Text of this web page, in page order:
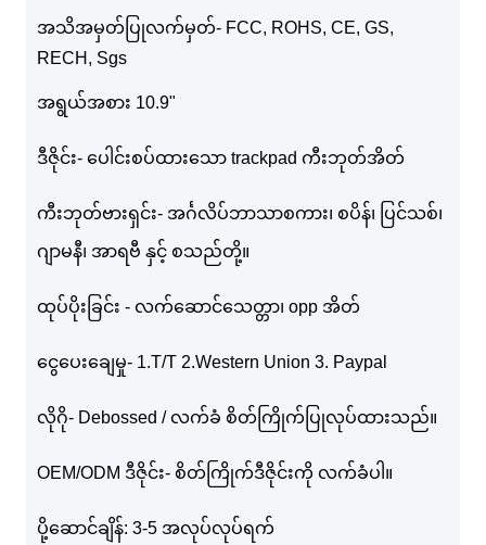
အသိအမှတ်ပြုလက်မှတ်- FCC, ROHS, CE, GS,
RECH, Sgs
အရွယ်အစား 10.9"
ဒီဇိုင်း- ပေါင်းစပ်ထားသော trackpad ကီးဘုတ်အိတ်
ကီးဘုတ်ဗားရှင်း- အင်္ဂလိပ်ဘာသာစကား၊ စပိန်၊ ပြင်သစ်၊
ဂျာမနီ၊ အာရဗီ နှင့် စသည်တို့။
ထုပ်ပိုးခြင်း - လက်ဆောင်သေတ္တာ၊ opp အိတ်
ငွေပေးချေမှု- 1.T/T 2.Western Union 3. Paypal
လိုဂို- Debossed / လက်ခံ စိတ်ကြိုက်ပြုလုပ်ထားသည်။
OEM/ODM ဒီဇိုင်း- စိတ်ကြိုက်ဒီဇိုင်းကို လက်ခံပါ။
ပို့ဆောင်ချိန်: 3-5 အလုပ်လုပ်ရက်